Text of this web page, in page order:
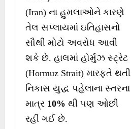
(Iran) ના હુમલાઓને કારણે
તેલ સપ્લાયમાં ઇતિહાસનો
સૌથી મોટો અવરોધ આવી
શકે છે. હાલમાં હોર્મુઝ સ્ટ્રેટ
(Hormuz Strait) મારફતે થતી
નિકાસ યુદ્ધ પહેલાના સ્તરના
માત્ર 10% થી પણ ઓછી
રહી ગઈ છે.